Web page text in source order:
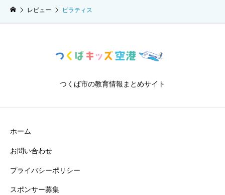
レビュー ピラティス
つくば市の教育情報まとめサイト
ホーム
お問い合わせ
プライバシーポリシー
スポンサー募集